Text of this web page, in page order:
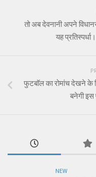
तो अब देवनानी अपने
यह
फुटबॉल का रोमांच देखने के
बनेगी इस
NEW